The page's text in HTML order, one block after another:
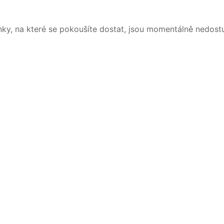
na které se pokoušíte dostat, jsou momentálně